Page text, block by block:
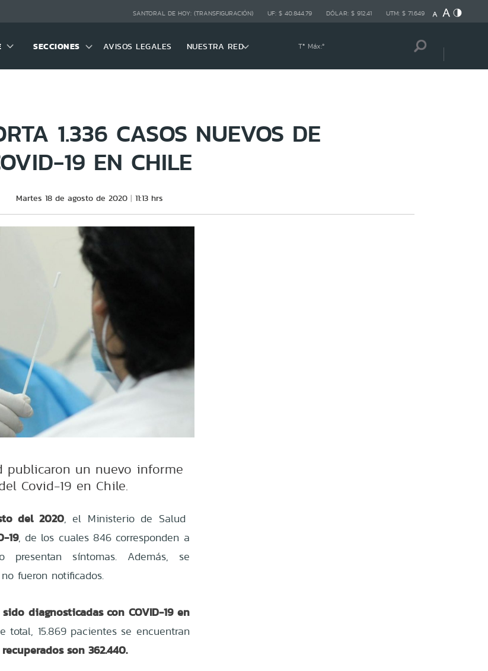
SANTORAL DE HOY: (TRANSFIGURACIÓN) UF: $ 40.844,79 DÓLAR: $ 912,41 UTM: $ 71.649
SECCIONES AVISOS LEGALES NUESTRA RED Tª Máx:º
1.336 CASOS NUEVOS DE
19 EN CHILE
Martes 18 de agosto de 2020 11:13 hrs
publicaron un nuevo informe
Covid-19 en Chile.
del 2020, el Ministerio de Salud
19, de los cuales 846 corresponden a
síntomas. Además, se
fueron notificados.
diagnosticadas con COVID-19 en
total, 15.869 pacientes se encuentran
son 362.440.